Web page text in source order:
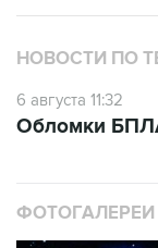
НОВОСТИ ПО
6 августа 11:32
Обломки
ФОТОГАЛЕРЕИ